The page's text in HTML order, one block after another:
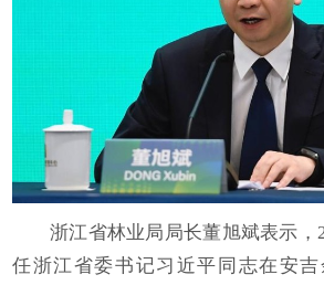
浙江省林业局局长董旭斌表示，
任浙江省委书记习近平同志在安